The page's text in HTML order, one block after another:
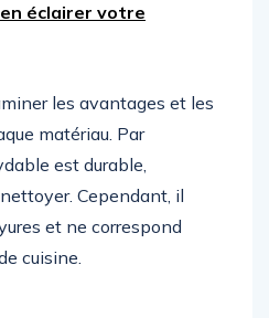
éclairer votre
les avantages et les
matériau. Par
est durable,
Cependant, il
et ne correspond
cuisine.